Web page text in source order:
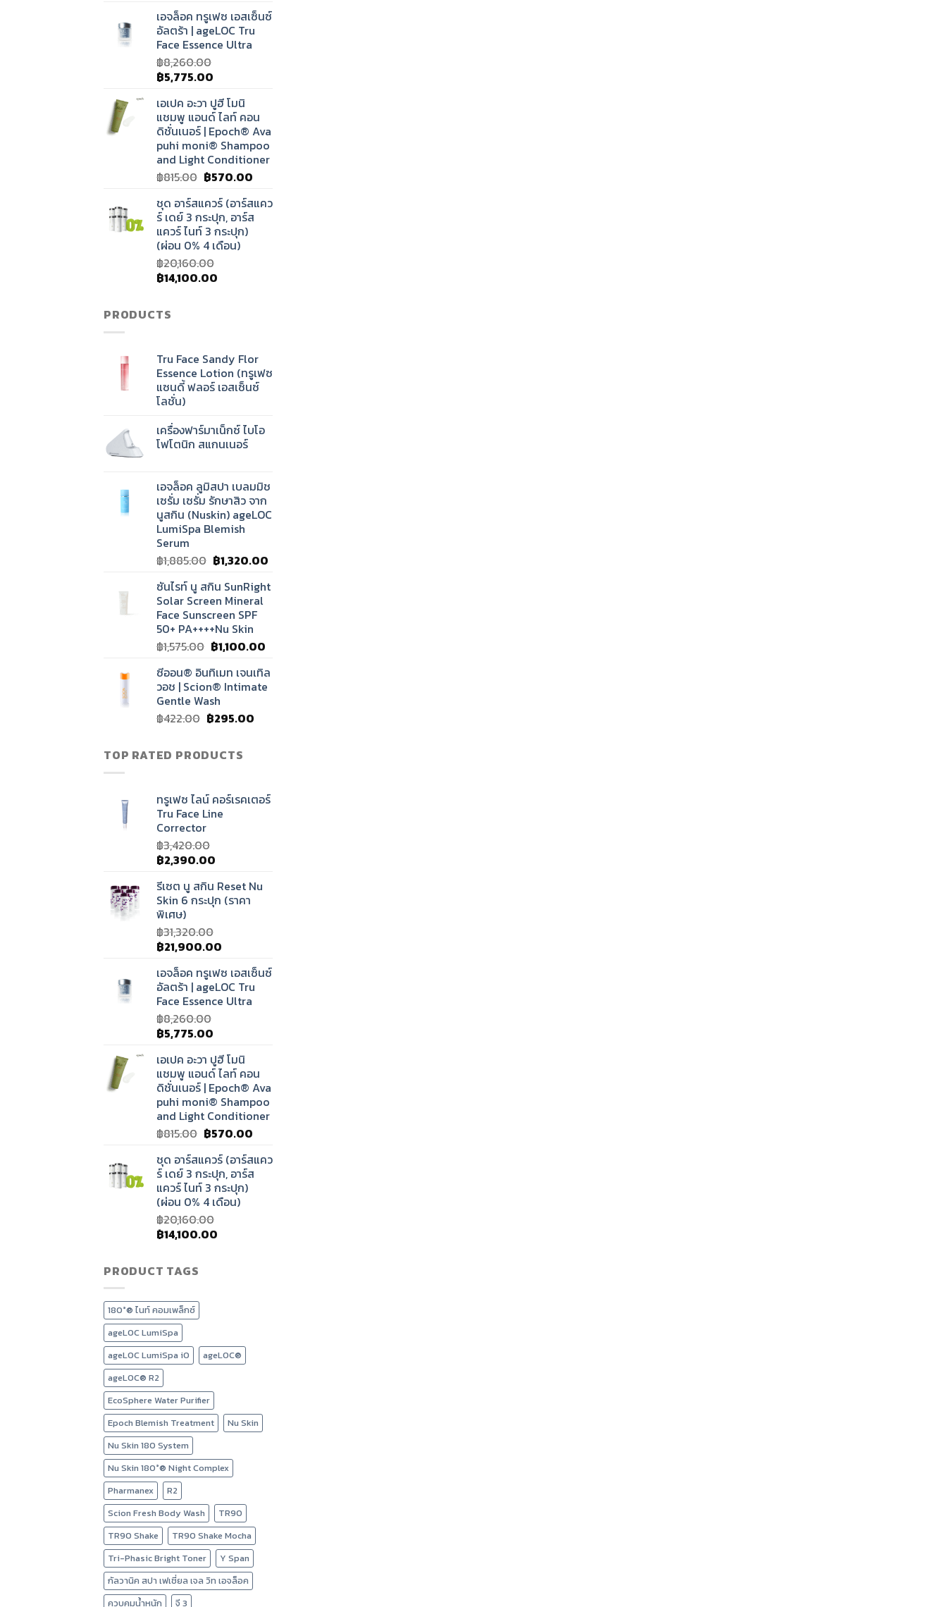
was:
฿31,320.00.
is:
฿21,900.00.
เอจล็อค ทรูเฟซ เอสเซ็นซ์
อัลตร้า | ageLOC Tru
Face Essence Ultra
฿8,260.00
Original
was:
฿8,260.00.
฿5,775.00
is:
฿5,775.00.
เอเปค อะวา ปูฮี โมนิ
แชมพู แอนด์ ไลท์ คอน
ดิชั่นเนอร์ | Epoch® Ava
puhi moni® Shampoo
and Light Conditioner
฿815.00 Original
was:
฿815.00.
฿570.00Current
is:
฿570.00.
ชุด อาร์สแควร์ (อาร์สแคว
ร์ เดย์ 3 กระปุก, อาร์ส
แควร์ ไนท์ 3 กระปุก)
(ผ่อน 0% 4 เดือน)
฿20,160.00
Original
was:
฿20,160.00.
฿14,100.00
PRODUCTS
Tru Face Sandy Flor
Essence Lotion (ทรูเฟซ
แซนดี้​ ฟลอร์ เอสเซ็นซ์
โลชั่น)
เครื่องฟาร์มาเน็กซ์ ไบโอ
โฟโตนิก สแกนเนอร์
เอจล็อค ลูมิสปา เบลมมิช
เซรั่ม เซรั่ม รักษาสิว จาก
นูสกิน (Nuskin) ageLOC
LumiSpa Blemish
Serum
฿1,885.00 Original
was:
฿1,885.00.
฿1,320.00Current
is:
ซันไรท์ นู สกิน SunRight
Solar Screen Mineral
Face Sunscreen SPF
50+ PA++++Nu Skin
฿1,575.00 Original
was:
฿1,575.00.
฿1,100.00Current
is:
฿1,100.00.
ซีออน® อินทิเมท เจนเทิล
วอช | Scion® Intimate
Gentle Wash
฿422.00 Original
was:
฿422.00.
฿295.00Current
TOP RATED PRODUCTS
ทรูเฟซ ไลน์ คอร์เรคเตอร์
Tru Face Line
Corrector
฿3,420.00
Original
was:
฿3,420.00.
฿2,390.00
is:
฿2,390.00.
รีเซต นู สกิน Reset Nu
Skin 6 กระปุก (ราคา
พิเศษ)
฿31,320.00
Original
was:
฿31,320.00.
฿21,900.00
is:
฿21,900.00.
เอจล็อค ทรูเฟซ เอสเซ็นซ์
อัลตร้า | ageLOC Tru
Face Essence Ultra
฿8,260.00
Original
was:
฿8,260.00.
฿5,775.00
is:
฿5,775.00.
เอเปค อะวา ปูฮี โมนิ
แชมพู แอนด์ ไลท์ คอน
ดิชั่นเนอร์ | Epoch® Ava
puhi moni® Shampoo
and Light Conditioner
฿815.00 Original
was:
฿815.00.
฿570.00Current
is:
฿570.00.
ชุด อาร์สแควร์ (อาร์สแคว
ร์ เดย์ 3 กระปุก, อาร์ส
แควร์ ไนท์ 3 กระปุก)
(ผ่อน 0% 4 เดือน)
฿20,160.00
Original
฿20,160.00.
฿14,100.00
PRODUCT TAGS
180°® ไนท์ คอมเพล็กซ์
ageLOC LumiSpa
ageLOC LumiSpa iO
ageLOC®
ageLOC® R2
EcoSphere Water Purifier
Epoch Blemish Treatment
Nu Skin
Nu Skin 180 System
Nu Skin 180°® Night Complex
Pharmanex
R2
Scion Fresh Body Wash
TR90
TR90 Shake
TR90 Shake Mocha
Tri-Phasic Bright Toner
Y Span
กัลวานิค สปา เฟเชี่ยล เจล วิท เอจล็อค
ควบคุมน้ำหนัก
จี 3